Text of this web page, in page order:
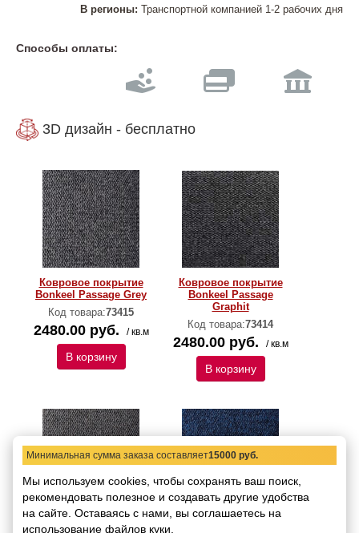
В регионы: Транспортной компанией 1-2 рабочих дня
Способы оплаты:
3D дизайн - бесплатно
Ковровое покрытие
Bonkeel Passage Grey
Код товара:73415
2480.00 руб. / кв.м
В корзину
Ковровое покрытие
Bonkeel Passage
Graphit
Код товара:73414
2480.00 руб. / кв.м
В корзину
Ковровое покрытие
Ковровое покрытие
Минимальная сумма заказа составляет15000 руб.
Мы используем cookies, чтобы сохранять ваш поиск,
рекомендовать полезное и создавать другие удобства
на сайте. Оставаясь с нами, вы соглашаетесь на
использование файлов куки.